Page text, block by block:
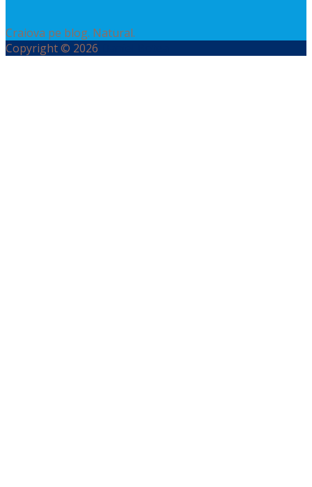
Craiova pe blog. Natural.
Copyright © 2026